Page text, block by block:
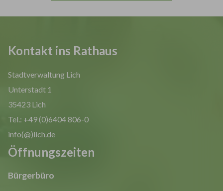
Kontakt ins Rathaus
Stadtverwaltung Lich
Unterstadt 1
35423 Lich
Tel.: +49 (0)6404 806-0
info(@)lich.de
Öffnungszeiten
Bürgerbüro